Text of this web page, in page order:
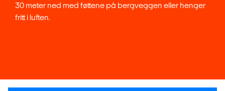
30 meter ned med føttene på bergveggen eller henger
fritt i luften.